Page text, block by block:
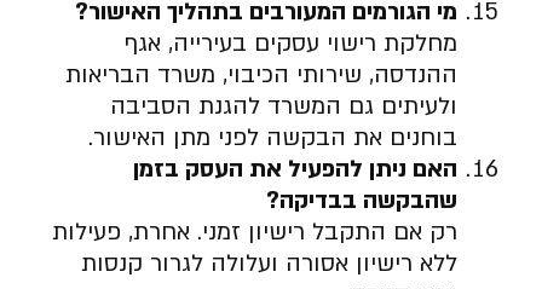
מי הגורמים המעורבים בתהליך האישור?
מחלקת רישוי עסקים בעירייה, אגף
ההנדסה, שירותי הכיבוי, משרד הבריאות
ולעיתים גם המשרד להגנת הסביבה
בוחנים את הבקשה לפני מתן האישור.
האם ניתן להפעיל את העסק בזמן
שהבקשה בבדיקה?
רק אם התקבל רישיון זמני. אחרת, פעילות
ללא רישיון אסורה ועלולה לגרור קנסות